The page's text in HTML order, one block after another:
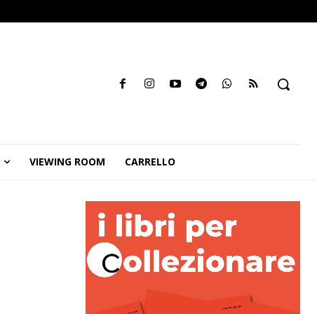
VIEWING ROOM CARRELLO